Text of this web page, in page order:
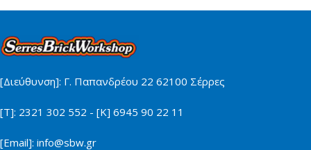
[Διεύθυνση]: Γ. Παπανδρέου 22 62100 Σέρρες
[Τ]: 2321 302 552 - [Κ] 6945 90 22 11
[Email]: info@sbw.gr